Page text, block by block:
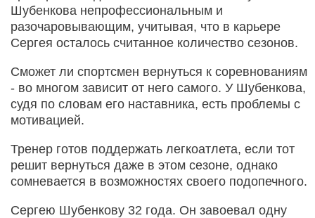
Шубенкова непрофессиональным и
разочаровывающим, учитывая, что в карьере
Сергея осталось считанное количество сезонов.
Сможет ли спортсмен вернуться к соревнованиям
- во многом зависит от него самого. У Шубенкова,
судя по словам его наставника, есть проблемы с
мотивацией.
Тренер готов поддержать легкоатлета, если тот
решит вернуться даже в этом сезоне, однако
сомневается в возможностях своего подопечного.
Сергею Шубенкову 32 года. Он завоевал одну